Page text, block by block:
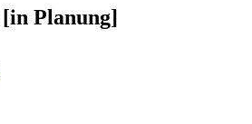
[in Planung]